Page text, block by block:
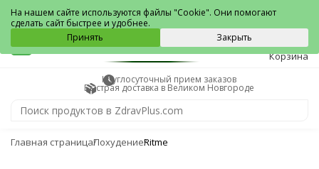
Великий Новгород
0
Корзина
Круглосуточный прием заказов
Быстрая доставка в Великом Новгороде
Главная страницаПохудениеRitme
На нашем сайте используются файлы "Cookie". Они помогают
сделать сайт быстрее и удобнее.
Принять
Закрыть